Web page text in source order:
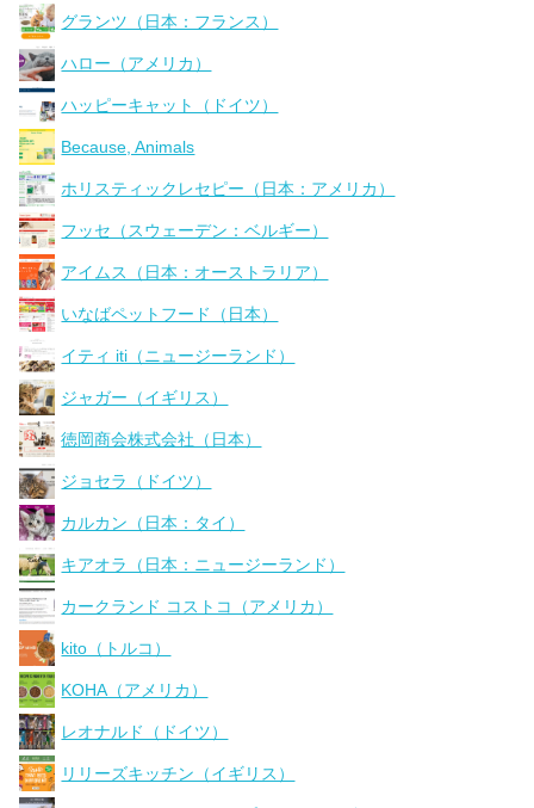
グランツ（日本：フランス）
ハロー（アメリカ）
ハッピーキャット（ドイツ）
Because, Animals
ホリスティックレセピー（日本：アメリカ）
フッセ（スウェーデン：ベルギー）
アイムス（日本：オーストラリア）
いなばペットフード（日本）
イティ iti（ニュージーランド）
ジャガー（イギリス）
徳岡商会株式会社（日本）
ジョセラ（ドイツ）
カルカン（日本：タイ）
キアオラ（日本：ニュージーランド）
カークランド コストコ（アメリカ）
kito（トルコ）
KOHA（アメリカ）
レオナルド（ドイツ）
リリーズキッチン（イギリス）